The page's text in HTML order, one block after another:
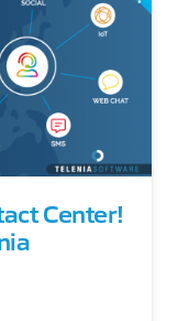
Center!